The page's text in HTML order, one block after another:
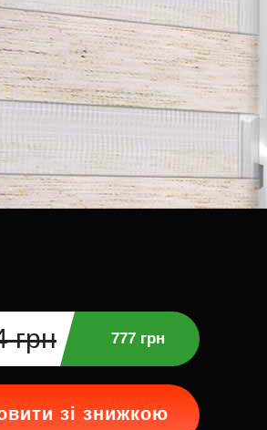
грн 777 грн
зі знижкою